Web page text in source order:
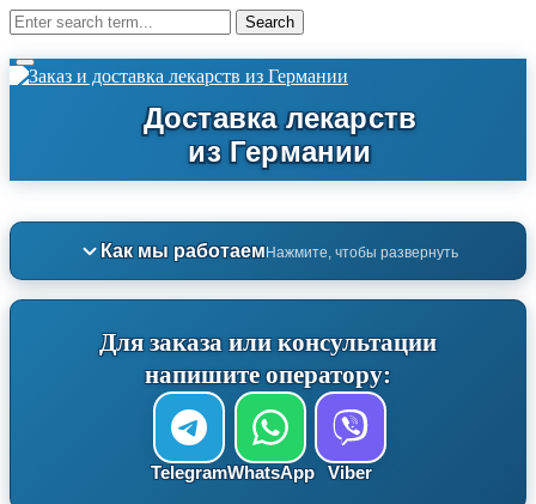
Как мы работаемНажмите, чтобы развернуть
Для заказа или консультации
напишите оператору:
TelegramWhatsApp Viber